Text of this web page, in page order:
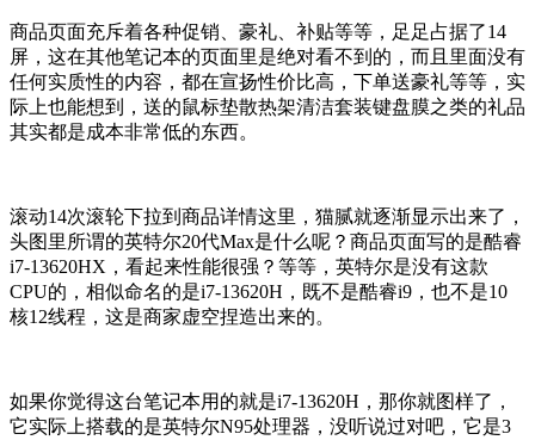
商品页面充斥着各种促销、豪礼、补贴等等，足足占据了14
屏，这在其他笔记本的页面里是绝对看不到的，而且里面没有
任何实质性的内容，都在宣扬性价比高，下单送豪礼等等，实
际上也能想到，送的鼠标垫散热架清洁套装键盘膜之类的礼品
其实都是成本非常低的东西。
滚动14次滚轮下拉到商品详情这里，猫腻就逐渐显示出来了，
头图里所谓的英特尔20代Max是什么呢？商品页面写的是酷睿
i7-13620HX，看起来性能很强？等等，英特尔是没有这款
CPU的，相似命名的是i7-13620H，既不是酷睿i9，也不是10
核12线程，这是商家虚空捏造出来的。
如果你觉得这台笔记本用的就是i7-13620H，那你就图样了，
它实际上搭载的是英特尔N95处理器，没听说过对吧，它是3